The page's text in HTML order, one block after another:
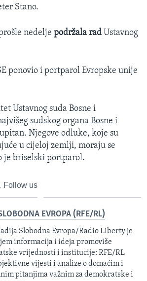
Stano.
nedelje podržala rad Ustavnog
ponovio i portparol Evropske unije
Ustavnog suda Bosne i
sudskog organa Bosne i
Njegove odluke, koje su
u cijeloj zemlji, moraju se
je briselski portparol.
Follow us
EVROPA (RFE/RL)
Slobodna Evropa/Radio Liberty je
informacija i ideja promoviše
vrijednosti i institucije: RFE/RL
vijesti i analize o domaćim i
pitanjima važnim za demokratske i